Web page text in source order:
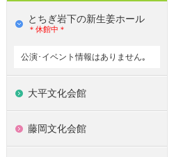
とちぎ岩下の新⽣姜ホール
＊休館中＊
公演･イベント情報はありません｡
大平文化会館
藤岡文化会館